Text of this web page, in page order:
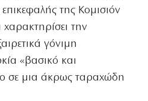
της Κομισιόν
την
γόνιμη
«βασικό και
σε μια άκρως ταραχώδη